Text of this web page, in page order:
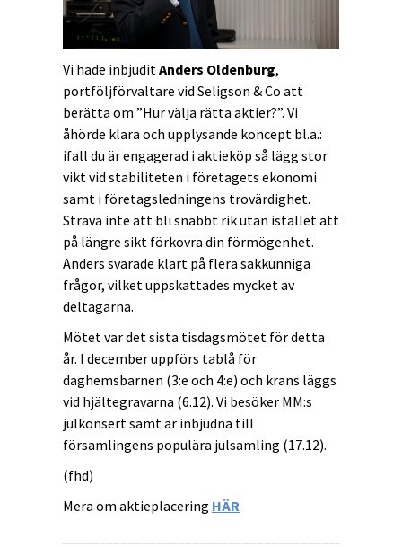
Vi hade inbjudit Anders Oldenburg,
portföljförvaltare vid Seligson & Co att
berätta om ”Hur välja rätta aktier?”. Vi
åhörde klara och upplysande koncept bl.a.:
ifall du är engagerad i aktieköp så lägg stor
vikt vid stabiliteten i företagets ekonomi
samt i företagsledningens trovärdighet.
Sträva inte att bli snabbt rik utan istället att
på längre sikt förkovra din förmögenhet.
Anders svarade klart på flera sakkunniga
frågor, vilket uppskattades mycket av
deltagarna.
Mötet var det sista tisdagsmötet för detta
år. I december uppförs tablå för
daghemsbarnen (3:e och 4:e) och krans läggs
vid hjältegravarna (6.12). Vi besöker MM:s
julkonsert samt är inbjudna till
församlingens populära julsamling (17.12).
(fhd)
Mera om aktieplacering HÄR